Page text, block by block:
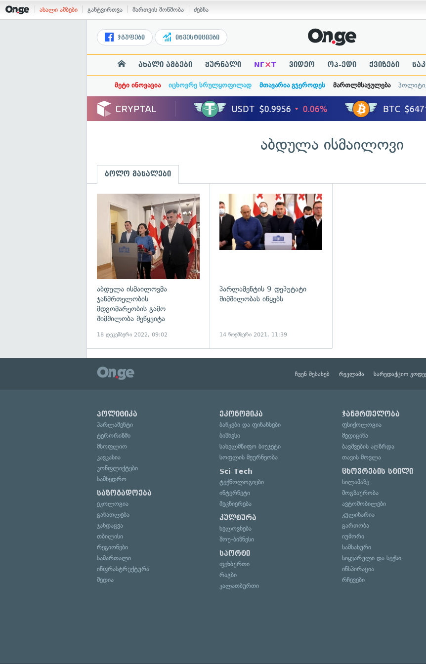
ახალი ამბები განტვირთვა მართვის მოწმობა ძებნა
ჯგუფები ინვესტიციები
ახალი ამბები ჟურნალი NE×T ვიდეო ოპ-ედი ქვიზები
მეტი ინოვაცია იცხოვრე სრულყოფილად მთავარია გჯეროდეს მართლმსაჯულება
აბდულა ისმაილოვი
ბოლო მასალები
გადახედვა
აბდულა ისმაილოვმა
ჯანმრთელობის
მდგომარეობის გამო
შიმშილობა შეწყვიტა
18 დეკემბერი 2022, 09:02
პარლამენტის 9 დეპუტატი
შიმშილობას იწყებს
14 ნოემბერი 2021, 11:39
ჩვენ შესახებ რეკლამა სარედაქციო
პოლიტიკა
პარლამენტი
ტერორიზმი
მსოფლიო
კავკასია
კონფლიქტები
სამხედრო
საზოგადოება
ეკოლოგია
განათლება
ჯანდაცვა
თბილისი
რეგიონები
სამართალი
ინფრასტრუქტურა
მედია
ეკონომიკა
ბანკები და ფინანსები
ბიზნესი
სახელმწიფო ბიუჯეტი
სოფლის მეურნეობა
Sci-Tech
ტექნოლოგიები
ინტერნეტი
მეცნიერება
კულტურა
ხელოვნება
შოუ-ბიზნესი
სპორტი
ფეხბურთი
რაგბი
კალათბურთი
ჯანმრთელობა
ფსიქოლოგია
მედიცინა
ბავშვების აღზრდა
თავის მოვლა
ცხოვრების სტილი
სილამაზე
მოგზაურობა
ავტომობილები
კულინარია
გართობა
იუმორი
სამსახური
სიყვარული და სექსი
ინსპირაცია
რჩევები